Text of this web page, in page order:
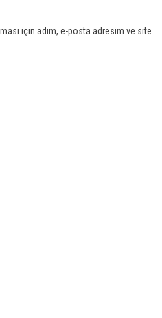
için adım, e-posta adresim ve site